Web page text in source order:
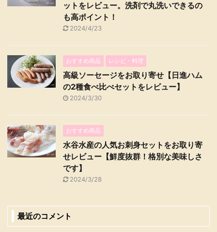
ットをレビュー。洗剤で丸洗いできるの
も高ポイント！
2024/4/23
おすすめ商品 レシピ・料理
高級ソーセージをお取り寄せ【日進ハム
の2種食べ比べセットをレビュー】
2024/3/30
おすすめ商品
水谷水産の人気お刺身セットをお取り寄
せレビュー【鮮度抜群！格別な美味しさ
です】
2024/3/28
最近のコメント